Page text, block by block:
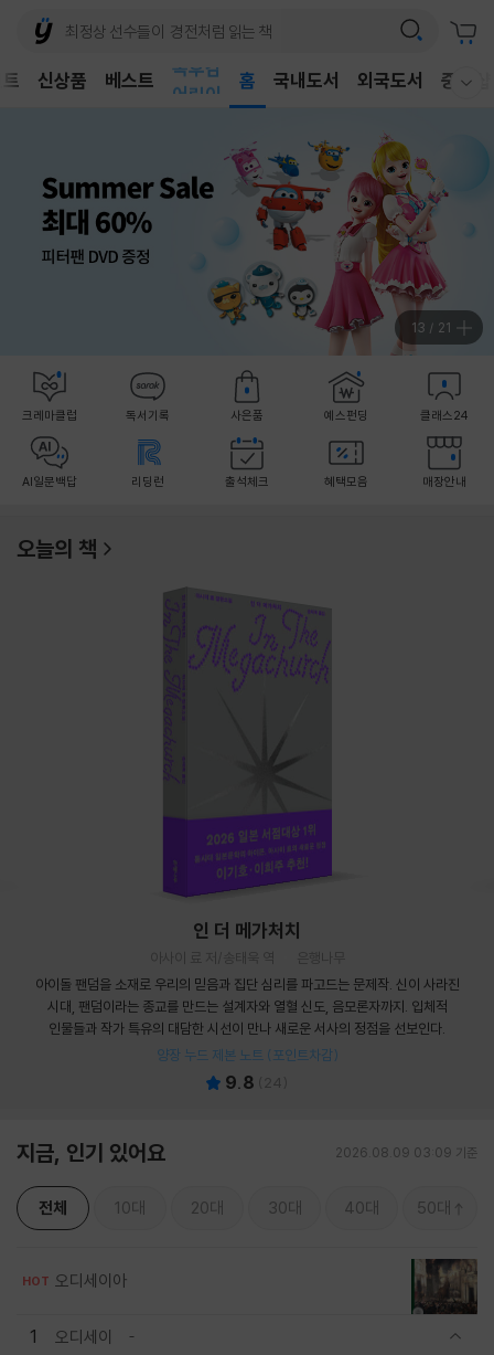
신상품 베스트
어린이
홈 국내도서 외국도서 중고샵
13 / 21
크레마클럽 독서기록 사은품 예스펀딩 클래스24
AI일문백답 리딩런 출석체크 혜택모음 매장안내
오늘의 책
인 더 메가처치
아사이 료 저/송태욱 역
은행나무
아이돌 팬덤을 소재로 우리의 믿음과 집단 심리를 파고드는 문제작. 신이 사라진
시대, 팬덤이라는 종교를 만드는 설계자와 열혈 신도, 음모론자까지. 입체적
인물들과 작가 특유의 대담한 시선이 만나 새로운 서사의 정점을 선보인다.
양장 누드 제본 노트 (포인트차감)
9.8 24
지금, 인기 있어요 2026.08.09 03:09 기준
전체 10대 20대 30대 40대 50대
HOT 오디세이아
1 오디세이